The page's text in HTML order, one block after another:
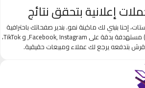
إعلانية بتحقق نتائج
إحنا بنبني لك ماكينة نمو. بندير صفحاتك باحترافية
وبنصمم حملات إعلانية (Ads) مستهدفة بدقة على Facebook, Instagram, و TikTok،
بتدفعه يرجع لك عملاء ومبيعات حقيقية.